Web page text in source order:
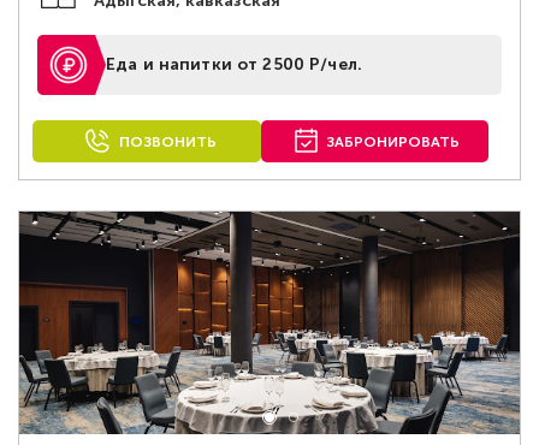
Еда и напитки от 2500 Р/чел.
ПОЗВОНИТЬ ЗАБРОНИРОВАТЬ